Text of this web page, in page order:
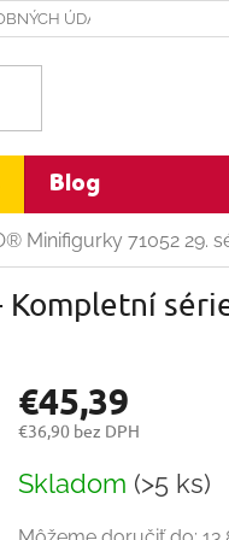
ÚDAJOV
Blog
Minifigurky 71052 29.
Kompletní
€45,39
€36,90 bez DPH
cena:
Skladom (>5 ks)